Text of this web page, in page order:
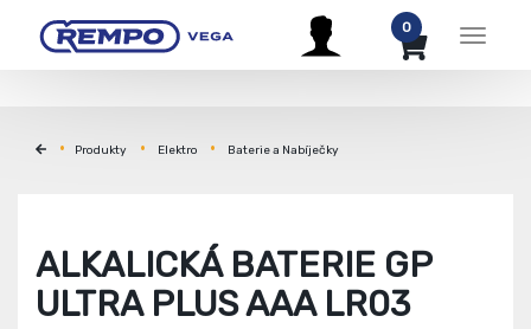
Menu
0
Produkty Elektro Baterie a Nabíječky
ALKALICKÁ BATERIE GP
ULTRA PLUS AAA LR03